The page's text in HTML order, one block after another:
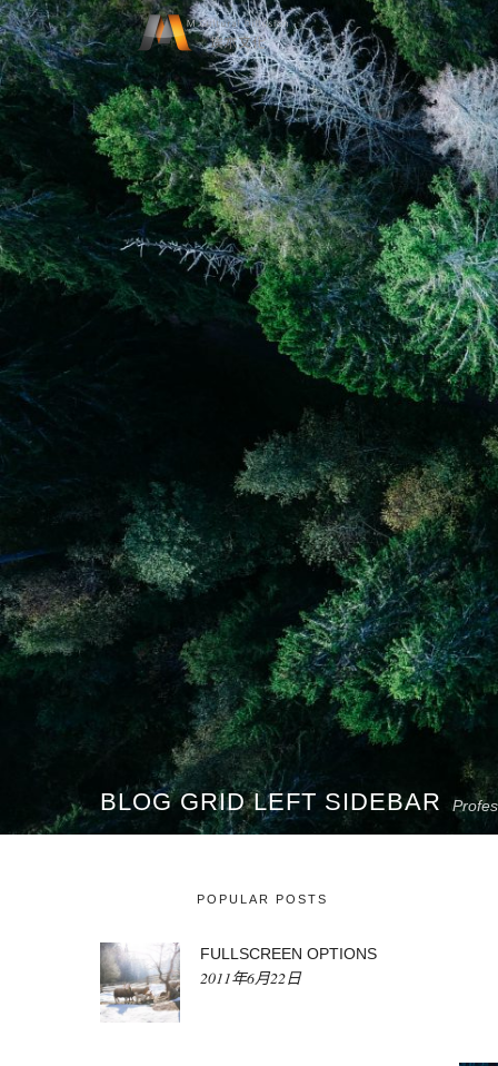
BLOG GRID LEFT SIDEBAR
POPULAR POSTS
FULLSCREEN OPTIONS
2011年6月22日